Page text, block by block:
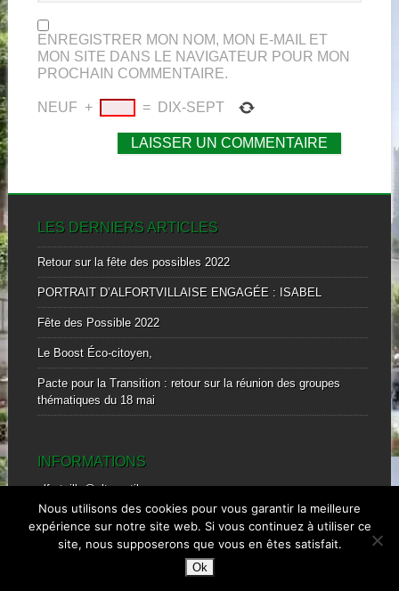
ENREGISTRER MON NOM, MON E-MAIL ET
MON SITE DANS LE NAVIGATEUR POUR MON
PROCHAIN COMMENTAIRE.
NEUF + = DIX-SEPT
LES DERNIERS ARTICLES
Retour sur la fête des possibles 2022
PORTRAIT D’ALFORTVILLAISE ENGAGÉE : ISABEL
Fête des Possible 2022
Le Boost Éco-citoyen,
Pacte pour la Transition : retour sur la réunion des groupes
thématiques du 18 mai
INFORMATIONS
alfortville@alternatiba.eu
mobile : 0601828869
© ALTERNATIBA ALFORTVILLE
Nous utilisons des cookies pour vous garantir la meilleure
expérience sur notre site web. Si vous continuez à utiliser ce
site, nous supposerons que vous en êtes satisfait.
Ok